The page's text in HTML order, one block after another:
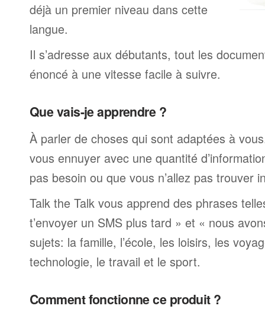
déjà un premier niveau dans cette
langue.
Il s’adresse aux débutants, tout les
énoncé à une vitesse facile à suivre.
Que vais-je apprendre ?
À parler de choses qui sont adaptées à
vous ennuyer avec une quantité
pas besoin ou que vous n’allez pas trouver
Talk the Talk vous apprend des phrases
t’envoyer un SMS plus tard » et « nous
sujets: la famille, l’école, les loisirs, les
technologie, le travail et le sport.
Comment fonctionne ce produit ?